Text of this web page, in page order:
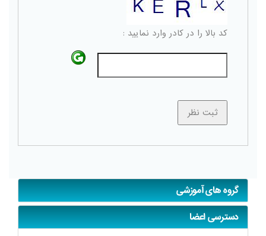
کد بالا را در کادر وارد نمایید :
گروه های آموزشی
دسترسی اعضا